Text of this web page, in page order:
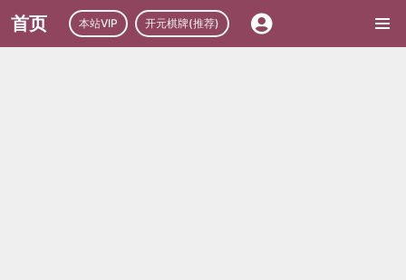
首页 本站VIP 开元棋牌(推荐)